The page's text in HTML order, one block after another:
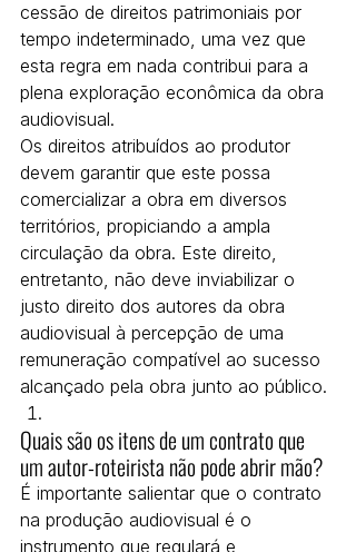
cessão de direitos patrimoniais por
tempo indeterminado, uma vez que
esta regra em nada contribui para a
plena exploração econômica da obra
audiovisual.
Os direitos atribuídos ao produtor
devem garantir que este possa
comercializar a obra em diversos
territórios, propiciando a ampla
circulação da obra. Este direito,
entretanto, não deve inviabilizar o
justo direito dos autores da obra
audiovisual à percepção de uma
remuneração compatível ao sucesso
alcançado pela obra junto ao público.
Quais são os itens de um contrato que
um autor-roteirista não pode abrir mão?
É importante salientar que o contrato
na produção audiovisual é o
instrumento que regulará e,